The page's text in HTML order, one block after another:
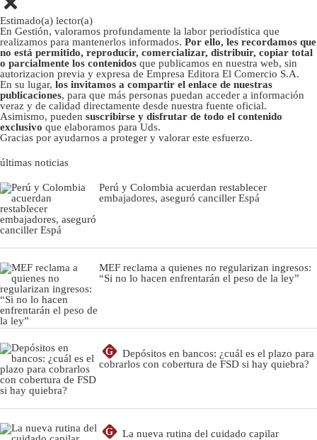
Estimado(a) lector(a)
En Gestión, valoramos profundamente la labor periodística que
realizamos para mantenerlos informados. Por ello, les recordamos que
no está permitido, reproducir, comercializar, distribuir, copiar total
o parcialmente los contenidos que publicamos en nuestra web, sin
autorizacion previa y expresa de Empresa Editora El Comercio S.A.
En su lugar, los invitamos a compartir el enlace de nuestras
publicaciones, para que más personas puedan acceder a información
veraz y de calidad directamente desde nuestra fuente oficial.
Asimismo, pueden suscribirse y disfrutar de todo el contenido
exclusivo que elaboramos para Uds.
Gracias por ayudarnos a proteger y valorar este esfuerzo.
últimas noticias
Perú y Colombia acuerdan restablecer
embajadores, aseguró canciller Espá
MEF reclama a quienes no regularizan ingresos:
“Si no lo hacen enfrentarán el peso de la ley”
G
Depósitos en bancos: ¿cuál es el plazo para
cobrarlos con cobertura de FSD si hay quiebra?
G
La nueva rutina del cuidado capilar